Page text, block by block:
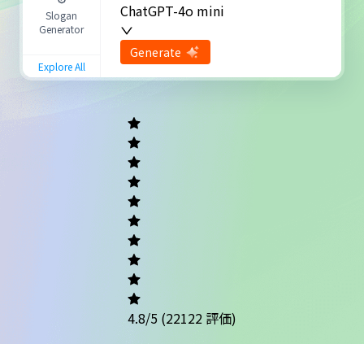
Slogan
Generator
General
Explore All
ChatGPT-4o mini
Generate
4.8/5 (22122 評価)